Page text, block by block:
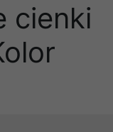
cienki